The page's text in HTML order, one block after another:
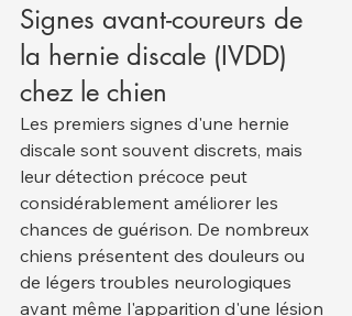
Signes avant-coureurs de
la hernie discale (IVDD)
chez le chien
Les premiers signes d'une hernie
discale sont souvent discrets, mais
leur détection précoce peut
considérablement améliorer les
chances de guérison. De nombreux
chiens présentent des douleurs ou
de légers troubles neurologiques
avant même l'apparition d'une lésion